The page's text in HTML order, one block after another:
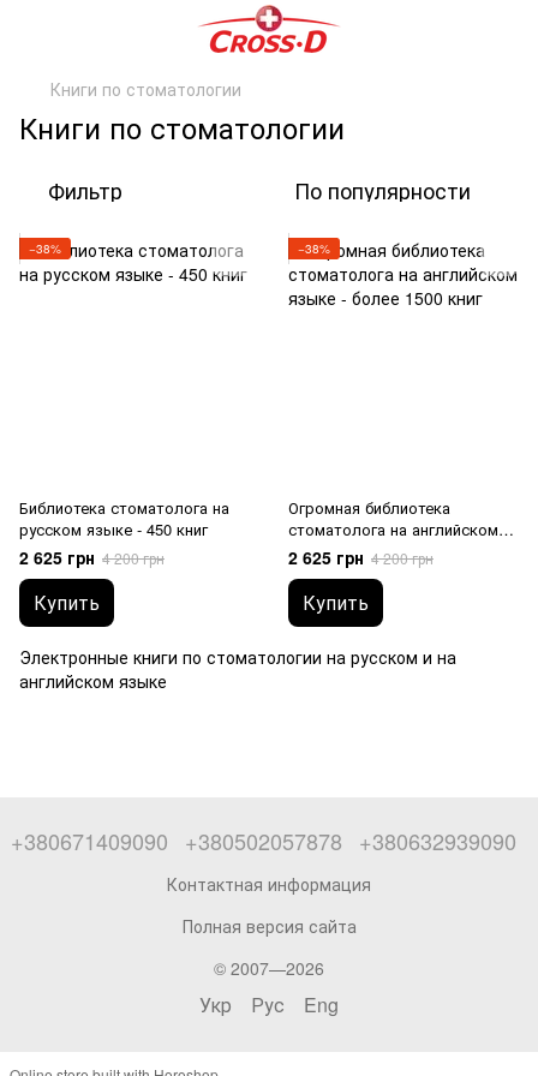
Книги по стоматологии
Книги по стоматологии
Фильтр По популярности
−38%
Библиотека стоматолога на
русском языке - 450 книг
2 625 грн 4 200 грн
Купить
−38%
Огромная библиотека
стоматолога на английском
языке - более 1500 книг
2 625 грн 4 200 грн
Купить
Электронные книги по стоматологии на русском и на
английском языке
+380671409090 +380502057878 +380632939090
Контактная информация
Полная версия сайта
© 2007—2026
Укр Рус Eng